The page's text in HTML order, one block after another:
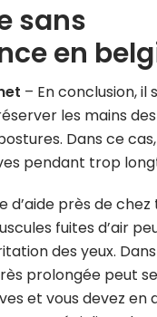
sans
en
– En conclusion, il
les mains
Dans ce
pendant trop
d’aide près de chez
fuites d’air
des yeux.
prolongée peut
et vous devez en